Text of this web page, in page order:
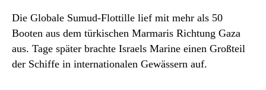
Die Globale Sumud-Flottille lief mit mehr als 50
Booten aus dem türkischen Marmaris Richtung Gaza
aus. Tage später brachte Israels Marine einen Großteil
der Schiffe in internationalen Gewässern auf.